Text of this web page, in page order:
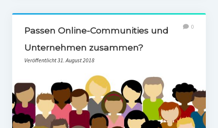
Social Media
PR-Theorie
PR-Ethik
PR-Literatur
PR-Studien
Gesellschaft & Medien
Passen Online-Communities und
Unternehmen zusammen?
Veröffentlicht 31. August 2018
0